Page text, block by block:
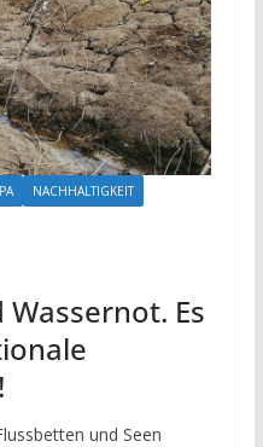
NACHHALTIGKEIT
Es
und Seen